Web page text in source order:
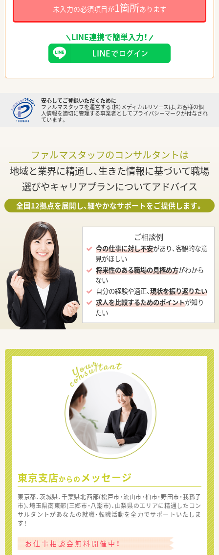
未入力の必須項目が1箇所あります
LINE連携で簡単入力！
安心してご登録いただくために
ファルマスタッフを運営する（株）メディカルリソースは、お客様の個
人情報を適切に管理する事業者としてプライバシーマークが付与され
ています。
ファルマスタッフのコンサルタントは
地域と業界に精通し、生きた情報に基づいて職場
選びやキャリアプランについてアドバイス
全国12拠点を展開し、細やかなサポートをご提供します。
ご相談例
今の仕事に対し不安があり、客観的な意
見がほしい
将来性のある職場の見極め方がわから
ない
自分の経験や適正、現状を振り返りたい
求人を比較するためのポイントが知り
たい
東京支店からの メッセージ
東京都、茨城県、千葉県北西部(松戸市・流山市・柏市・野田市・我孫子
市)、埼玉県南東部(三郷市・八潮市)、山梨県のエリアに精通したコン
サルタントがあなたの就職・転職活動を全力でサポートいたしま
す！
お仕事相談会無料開催中！